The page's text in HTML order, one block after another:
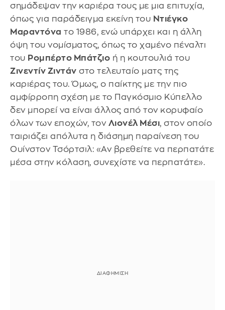
σημάδεψαν την καριέρα τους με μια επιτυχία,
όπως για παράδειγμα εκείνη του Ντιέγκο
Μαραντόνα το 1986, ενώ υπάρχει και η άλλη
όψη του νομίσματος, όπως το χαμένο πέναλτι
του Ρομπέρτο Μπάτζιο ή η κουτουλιά του
Ζινεντίν Ζιντάν στο τελευταίο ματς της
καριέρας του. Όμως, ο παίκτης με την πιο
αμφίρροπη σχέση με το Παγκόσμιο Κύπελλο
δεν μπορεί να είναι άλλος από τον κορυφαίο
όλων των εποχών, τον Λιονέλ Μέσι, στον οποίο
ταιριάζει απόλυτα η διάσημη παραίνεση του
Ουίνστον Τσόρτσιλ: «Αν βρεθείτε να περπατάτε
μέσα στην κόλαση, συνεχίστε να περπατάτε».